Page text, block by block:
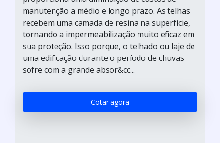
manutenção a médio e longo prazo. As telhas
recebem uma camada de resina na superfície,
tornando a impermeabilização muito eficaz em
sua proteção. Isso porque, o telhado ou laje de
uma edificação durante o período de chuvas
sofre com a grande absor&cc...
Cotar agora